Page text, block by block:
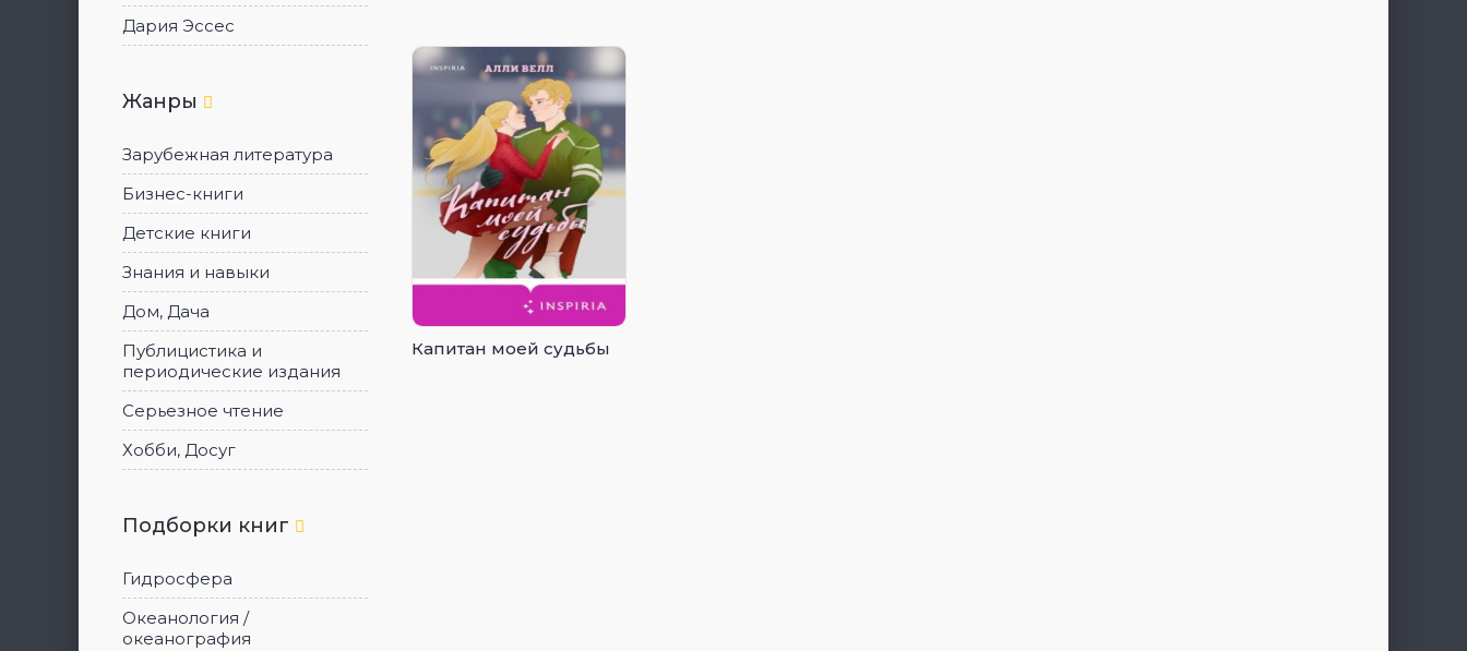
Дария Эссес
Жанры
Зарубежная литература
Бизнес-книги
Детские книги
Знания и навыки
Дом, Дача
Публицистика и
периодические издания
Серьезное чтение
Хобби, Досуг
Подборки книг
Гидросфера
Океанология /
океанография
Капитан моей судьбы